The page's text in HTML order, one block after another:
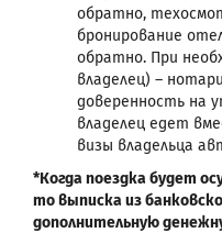
обратно,
бронирование
обратно. При
владелец) –
доверенность на
владелец едет
визы владельца
*Когда поездка будет
то выписка из
дополнительную